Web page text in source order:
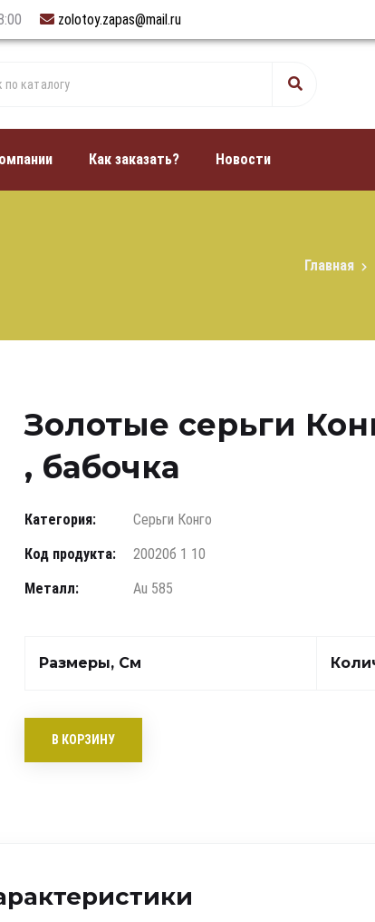
zolotoy.zapas@mail.ru
Как заказать? Новости
Главная
Золотые серьги
, бабочка
Категория:
Серьги Конго
Код продукта:
20020б 1 10
Металл:
Au 585
Размеры, См
В КОРЗИНУ